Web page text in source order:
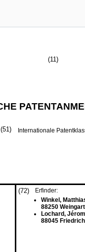
(11)
(51) Internationale
(72)
Erfinder:
Winkel,
88250
Lochard,
88045